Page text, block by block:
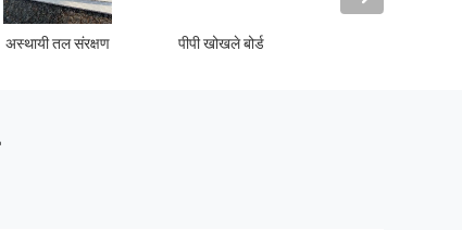
नालीदार प्लास्टिक बॉक्स नालीदार ट्री गार्ड